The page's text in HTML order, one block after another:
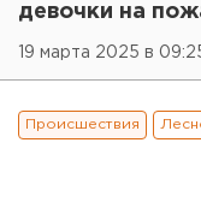
девочки на
19 марта 2025 в
Происшествия